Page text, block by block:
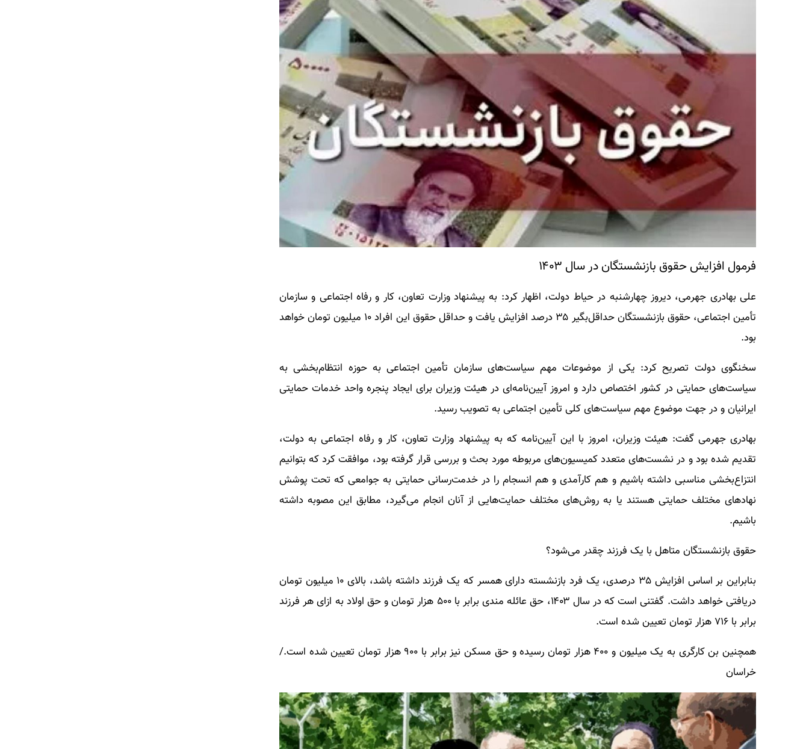
فرمول افزایش حقوق بازنشستگان در سال ۱۴۰۳
علی بهادری‌ جهرمی، دیروز چهارشنبه در حیاط دولت، اظهار کرد: به پیشنهاد وزارت تعاون، کار و رفاه اجتماعی و سازمان
تأمین اجتماعی، حقوق بازنشستگان حداقل‌بگیر ۳۵ درصد افزایش یافت و حداقل حقوق این افراد ۱۰ میلیون تومان خواهد
بود.
سخنگوی دولت تصریح کرد: یکی از موضوعات مهم سیاست‌های سازمان تأمین اجتماعی به حوزه انتظام‌بخشی به
سیاست‌های حمایتی در کشور اختصاص دارد و امروز آیین‌نامه‌ای در هیئت وزیران برای ایجاد پنجره واحد خدمات حمایتی
ایرانیان و در جهت موضوع مهم سیاست‌های کلی تأمین اجتماعی به تصویب رسید.
بهادری‌ جهرمی گفت: هیئت وزیران، امروز با این آیین‌نامه که به پیشنهاد وزارت تعاون، کار و رفاه اجتماعی به دولت،
تقدیم شده بود و در نشست‌های متعدد کمیسیون‌های مربوطه مورد بحث و بررسی قرار گرفته بود، موافقت کرد که بتوانیم
انتزاع‌بخشی مناسبی داشته باشیم و هم کارآمدی و هم انسجام را در خدمت‌رسانی حمایتی به جوامعی که تحت پوشش
نهاد‌های مختلف حمایتی هستند یا به روش‌های مختلف حمایت‌هایی از آنان انجام می‌گیرد، مطابق این مصوبه داشته
باشیم.
حقوق بازنشستگان متاهل با یک فرزند چقدر می‌شود؟
بنابراین بر اساس افزایش ۳۵ درصدی، یک فرد بازنشسته دارای همسر که یک فرزند داشته باشد، بالای ۱۰ میلیون تومان
دریافتی خواهد داشت. گفتنی است که در سال ۱۴۰۳، حق عائله مندی برابر با ۵۰۰ هزار تومان و حق اولاد به ازای هر فرزند
برابر با ۷۱۶ هزار تومان تعیین شده است.
همچنین بن کارگری به یک میلیون و ۴۰۰ هزار تومان رسیده و حق مسکن نیز برابر با ۹۰۰ هزار تومان تعیین شده است./
خراسان